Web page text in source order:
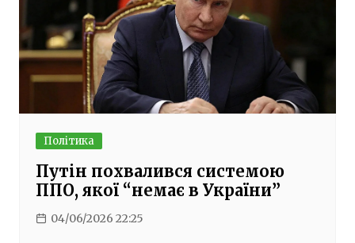
Політика
Путін похвалився системою
ППО, якої “немає в України”
04/06/2026 22:25